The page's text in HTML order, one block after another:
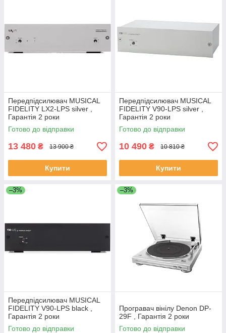
Передпідсилювач MUSICAL
FIDELITY LX2-LPS silver ,
Гарантія 2 роки
Готово до відправки
13 480 ₴ 13 900 ₴
Купити
Передпідсилювач MUSICAL
FIDELITY V90-LPS silver ,
Гарантія 2 роки
Готово до відправки
10 490 ₴ 10 810 ₴
Купити
–3%
Передпідсилювач MUSICAL
FIDELITY V90-LPS black ,
Гарантія 2 роки
Готово до відправки
–3%
Програвач вінілу Denon DP-
29F , Гарантія 2 роки
Готово до відправки